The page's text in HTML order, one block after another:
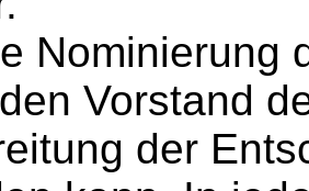
Nominierung
Vorstand
der